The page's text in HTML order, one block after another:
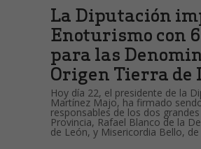
La Diputación
Enoturismo con
para las
Origen Tierra de
Hoy día 22, el presidente de la
Martínez Majo, ha firmado
responsables de los dos
Provincia, Rafael Blanco de la
de León, y Misericordia Bello,